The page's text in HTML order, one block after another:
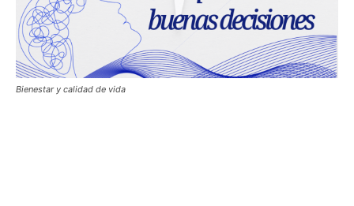
Bienestar y calidad de vida